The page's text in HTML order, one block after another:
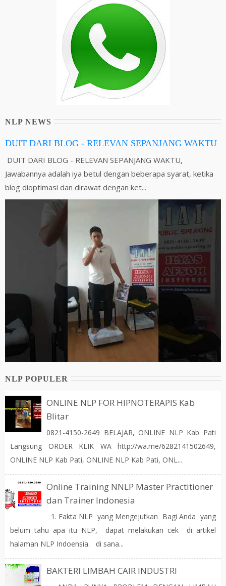
NLP NEWS
DUIT DARI BLOG - RELEVAN SEPANJANG WAKTU
DUIT DARI BLOG - RELEVAN SEPANJANG WAKTU,
Jawabannya adalah iya betul dengan beberapa syarat, ketika
blog dioptimasi dan dirawat dengan ket...
NLP POPULER
ONLINE NLP FOR HIPNOTERAPIS Kab
Blitar
0821-4150-2649 BELAJAR, ONLINE NLP Kab Pati
Langsung ORDER KLIK WA http://wa.me/6282141502649,
ONLINE NLP Kab Pati, ONLINE NLP Kab Pati, ONL...
Online Training NNLP Master Practitioner
dan Trainer Indonesia
1. Fakta NLP yang Mengejutkan Bagi Anda yang
belum tahu apa itu NLP, dapat melakukan cek di artikel
halaman NLP Indoensia. di sana...
BAKTERI LIMBAH CAIR INDUSTRI